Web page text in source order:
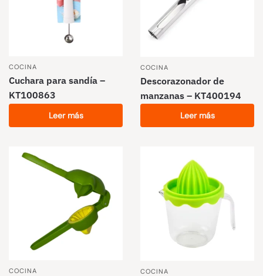
COCINA
Cuchara para sandía –
KT100863
Leer más
COCINA
Descorazonador de
manzanas – KT400194
Leer más
COCINA COCINA